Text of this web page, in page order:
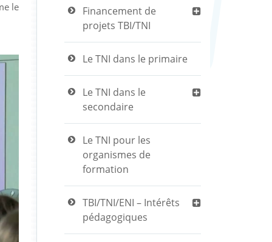
le
Financement de
projets TBI/TNI
Le TNI dans le primaire
Le TNI dans le
secondaire
Le TNI pour les
organismes de
formation
TBI/TNI/ENI – Intérêts
pédagogiques